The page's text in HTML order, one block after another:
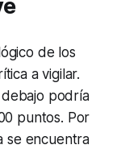
de los
a vigilar.
podría
puntos. Por
se encuentra